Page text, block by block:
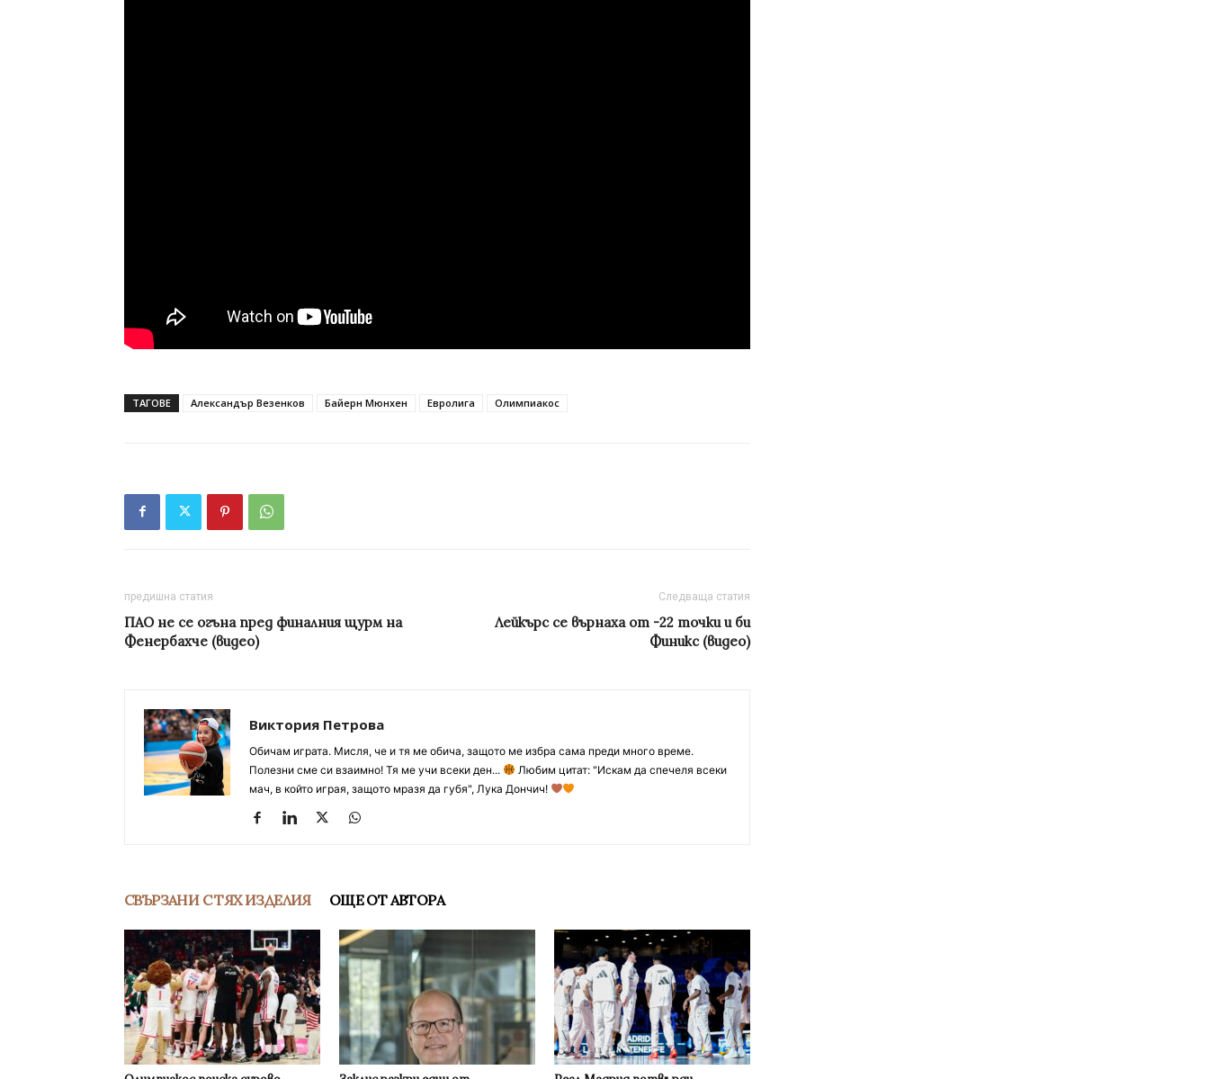
ТАГОВЕ Александър Везенков Байерн Мюнхен Евролига Олимпиакос
предишна статия
ПАО не се огъна пред финалния щурм на
Фенербахче (видео)
Следваща статия
Лейкърс се върнаха от -22 точки и би
Финикс (видео)
Виктория Петрова
Обичам играта. Мисля, че и тя ме обича, защото ме избра сама преди много време.
Полезни сме си взаимно! Тя ме учи всеки ден...
Любим цитат: "Искам да спечеля всеки
мач, в който играя, защото мразя да губя", Лука Дончич!
СВЪРЗАНИ С ТЯХ ИЗДЕЛИЯ ОЩЕ ОТ АВТОРА